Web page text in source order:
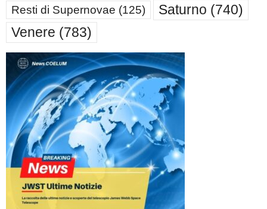
Resti di Supernovae (125) Saturno (740)
Venere (783)